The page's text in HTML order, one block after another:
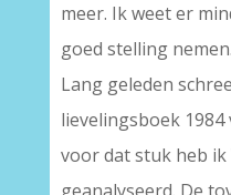
meer. Ik weet er
goed stelling nemen.
Lang geleden
lievelingsboek 1984
voor dat stuk heb